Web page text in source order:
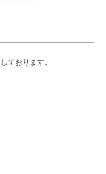
ております。